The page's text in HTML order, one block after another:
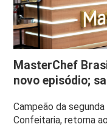
MasterChef
novo episódio;
Campeão da
Confeitaria, retorna